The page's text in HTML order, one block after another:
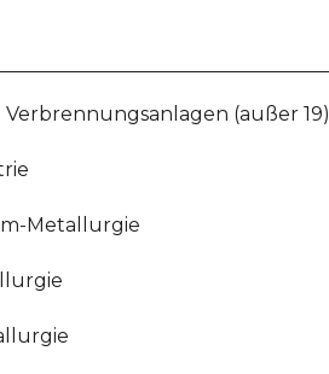
(außer 19)
Metallurgie